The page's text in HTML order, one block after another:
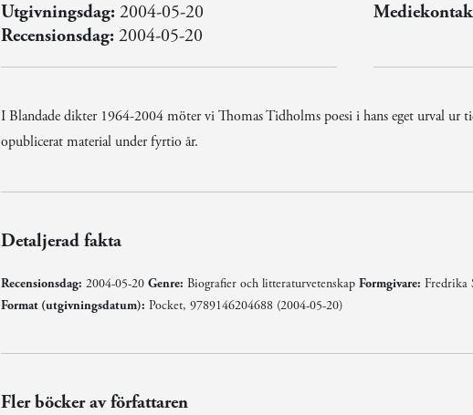
Utgivningsdag:2004-05-20
Recensionsdag:2004-05-20
I Blandade dikter 1964-2004 möter vi Thomas Tidholms poesi i hans eget urval ur
opublicerat material under fyrtio år.
Detaljerad fakta
Recensionsdag: 2004-05-20 Genre: Biografier och litteraturvetenskap Formgivare: Fredrika
Format (utgivningsdatum): Pocket, 9789146204688 (2004-05-20)
Fler böcker av författaren